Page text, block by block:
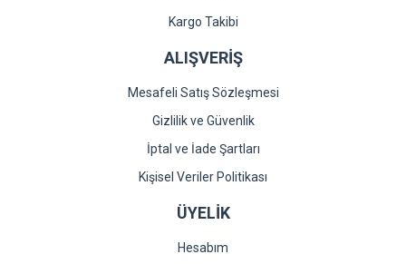
Kargo Takibi
ALIŞVERİŞ
Mesafeli Satış Sözleşmesi
Gizlilik ve Güvenlik
İptal ve İade Şartları
Kişisel Veriler Politikası
ÜYELİK
Hesabım